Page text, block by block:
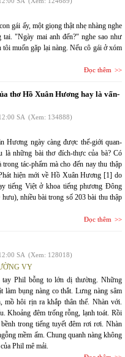
gái ấy, một giọng thật nhẹ nhàng nghe
tai. "Ngày mai anh đến?" nghe sao như
muốn gặp lại nàng. Nếu cô gái ở xóm
Đọc thêm
thơ Hồ Xuân Hương hay là vấn-
SA (Xem: 134888)
Hương ngày càng được thế-giới quan-
là những bài thơ đích-thực của bà? Có
tác-phẩm mà cho đến nay thu thập
hiện mới về Hồ Xuân Hương [1] do
tiếng Việt ở khoa tiếng phương Đông
nhiều bài trong số 203 bài thu thập
Đọc thêm
SA (Xem: 128018)
VY
Phil bỗng to lớn dị thường. Những
làm bụng nàng co thắt. Lưng nàng sâm
mồ hôi rịn ra khắp thân thể. Nhàn với.
Khoảng đêm trống rỗng, lạnh toát. Rồi
trong tiếng tuyết đêm rơi rơi. Nhàn
mềm ấm. Chung quanh nàng không
Phil mê mải.